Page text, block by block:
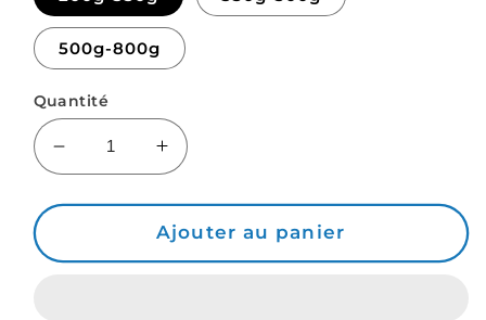
500g-800g
Quantité
Réduire
la
quantité
Quartz
Augmenter
la
quantité
de
Quartz
Ajouter au panier